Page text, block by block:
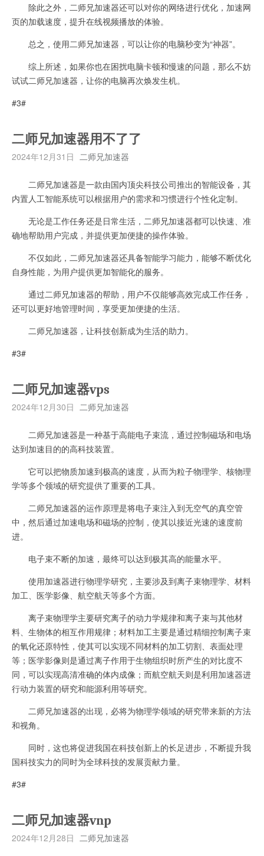
除此之外，二师兄加速器还可以对你的网络进行优化，加速网
页的加载速度，提升在线视频播放的体验。
总之，使用二师兄加速器，可以让你的电脑秒变为“神器”。
综上所述，如果你也在困扰电脑卡顿和慢速的问题，那么不妨
试试二师兄加速器，让你的电脑再次焕发生机。
#3#
二师兄加速器用不了了
2024年12月31日 二师兄加速器
二师兄加速器是一款由国内顶尖科技公司推出的智能设备，其
内置人工智能系统可以根据用户的需求和习惯进行个性化定制。
无论是工作任务还是日常生活，二师兄加速器都可以快速、准
确地帮助用户完成，并提供更加便捷的操作体验。
不仅如此，二师兄加速器还具备智能学习能力，能够不断优化
自身性能，为用户提供更加智能化的服务。
通过二师兄加速器的帮助，用户不仅能够高效完成工作任务，
还可以更好地管理时间，享受更加便捷的生活。
二师兄加速器，让科技创新成为生活的助力。
#3#
二师兄加速器vps
2024年12月30日 二师兄加速器
二师兄加速器是一种基于高能电子束流，通过控制磁场和电场
达到加速目的的高科技装置。
它可以把物质加速到极高的速度，从而为粒子物理学、核物理
学等多个领域的研究提供了重要的工具。
二师兄加速器的运作原理是将电子束注入到无空气的真空管
中，然后通过加速电场和磁场的控制，使其以接近光速的速度前
进。
电子束不断的加速，最终可以达到极其高的能量水平。
使用加速器进行物理学研究，主要涉及到离子束物理学、材料
加工、医学影像、航空航天等多个方面。
离子束物理学主要研究离子的动力学规律和离子束与其他材
料、生物体的相互作用规律；材料加工主要是通过精细控制离子束
的氧化还原特性，使其可以实现不同材料的加工切割、表面处理
等；医学影像则是通过离子作用于生物组织时所产生的对比度不
同，可以实现高清准确的体内成像；而航空航天则是利用加速器进
行动力装置的研究和能源利用等研究。
二师兄加速器的出现，必将为物理学领域的研究带来新的方法
和视角。
同时，这也将促进我国在科技创新上的长足进步，不断提升我
国科技实力的同时为全球科技的发展贡献力量。
#3#
二师兄加速器vnp
2024年12月28日 二师兄加速器